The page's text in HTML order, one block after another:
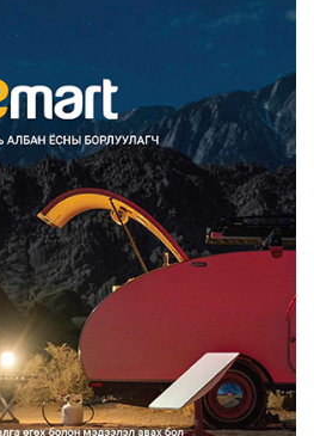
чиглэлийн